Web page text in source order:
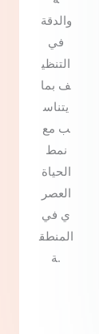
والدقة
في
التنظي
ف بما
يتناس
ب مع
نمط
الحياة
العصر
ي في
المنطق
ة.